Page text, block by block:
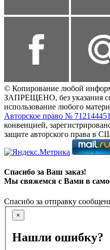
© Копирование любой
ЗАПРЕЩЕНО, без указания
использование любого
Авторское право № 712144451
конвенцией,
защите авторского права в
Спасибо за Ваш заказ!
Мы свяжемся с Вами в
Спасибо за отправку
×
Нашли ошибку?